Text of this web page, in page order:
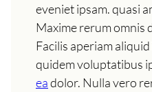
eveniet ipsam. quasi
Maxime rerum omnis
Facilis aperiam
quidem voluptatibus
eadolor. Nulla vero